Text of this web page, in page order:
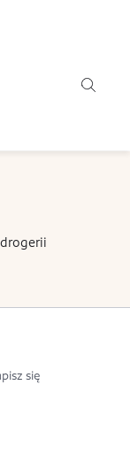
się